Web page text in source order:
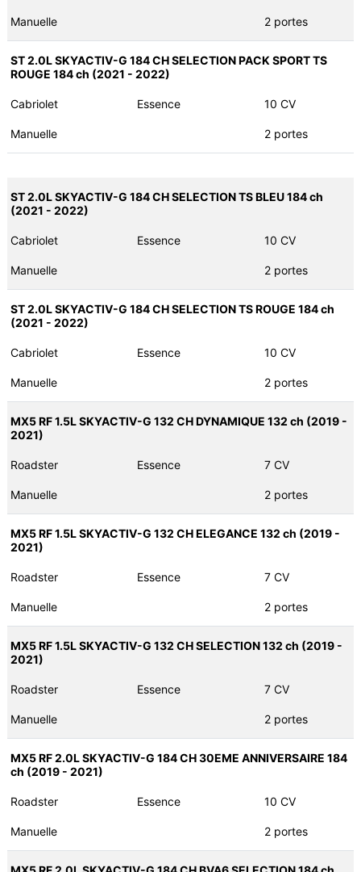
Manuelle 2 portes
ST 2.0L SKYACTIV-G 184 CH SELECTION PACK SPORT TS
ROUGE 184 ch (2021 - 2022)
Cabriolet Essence 10 CV
Manuelle 2 portes
ST 2.0L SKYACTIV-G 184 CH SELECTION TS BLEU 184 ch
(2021 - 2022)
Cabriolet Essence 10 CV
Manuelle 2 portes
ST 2.0L SKYACTIV-G 184 CH SELECTION TS ROUGE 184 ch
(2021 - 2022)
Cabriolet Essence 10 CV
Manuelle 2 portes
MX5 RF 1.5L SKYACTIV-G 132 CH DYNAMIQUE 132 ch (2019 -
2021)
Roadster Essence 7 CV
Manuelle 2 portes
MX5 RF 1.5L SKYACTIV-G 132 CH ELEGANCE 132 ch (2019 -
2021)
Roadster Essence 7 CV
Manuelle 2 portes
MX5 RF 1.5L SKYACTIV-G 132 CH SELECTION 132 ch (2019 -
2021)
Roadster Essence 7 CV
Manuelle 2 portes
MX5 RF 2.0L SKYACTIV-G 184 CH 30EME ANNIVERSAIRE 184
ch (2019 - 2021)
Roadster Essence 10 CV
Manuelle 2 portes